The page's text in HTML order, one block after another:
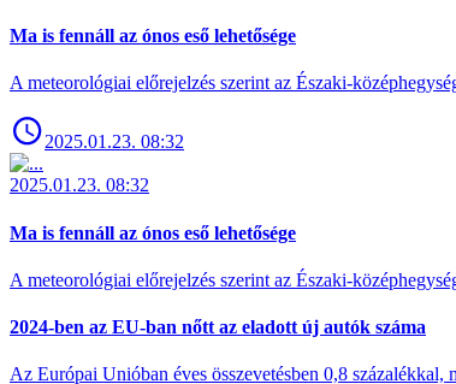
Ma is fennáll az ónos eső lehetősége
A meteorológiai előrejelzés szerint az Északi-
2025.01.23. 08:32
2025.01.23. 08:32
Ma is fennáll az ónos eső lehetősége
A meteorológiai előrejelzés szerint az Északi-
2024-ben az EU-ban nőtt az eladott új autók száma
Az Európai Unióban éves összevetésben 0,8